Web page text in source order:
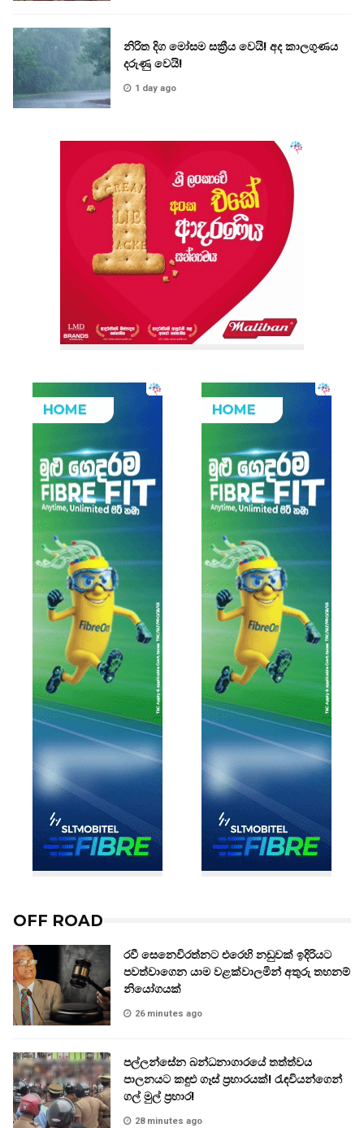
නිරිත දිග මෝසම සක්‍රීය වෙයි! අද කාලගුණය
දරුණු වෙයි!
1 day ago
OFF ROAD
රවී සෙනෙවිරත්නට එරෙහි නඩුවක් ඉදිරියට
පවත්වාගෙන යාම වළක්වාලමින් අතුරු තහනම්
නියෝගයක්
26 minutes ago
පල්ලන්සේන බන්ධනාගාරයේ තත්ත්වය
පාලනයට කඳුළු ගෑස් ප්‍රහාරයක්! රැඳවියන්ගෙන්
ගල් මුල් ප්‍රහාර!
28 minutes ago